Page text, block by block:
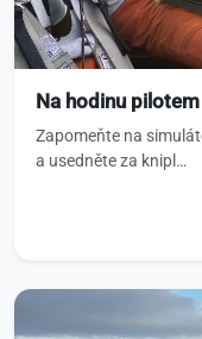
Na hodinu pilotem
Zapomeňte na
a usedněte za knipl…